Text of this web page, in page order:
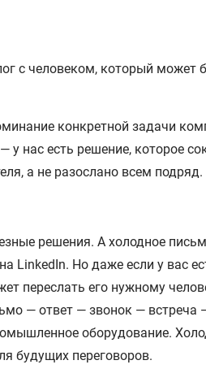
с человеком, который может
конкретной задачи
нас есть решение, которое
а не разослано всем подряд.
решения. А холодное
LinkedIn. Но даже если у вас
переслать его нужному
— ответ — звонок — встреча
оборудование.
будущих переговоров.